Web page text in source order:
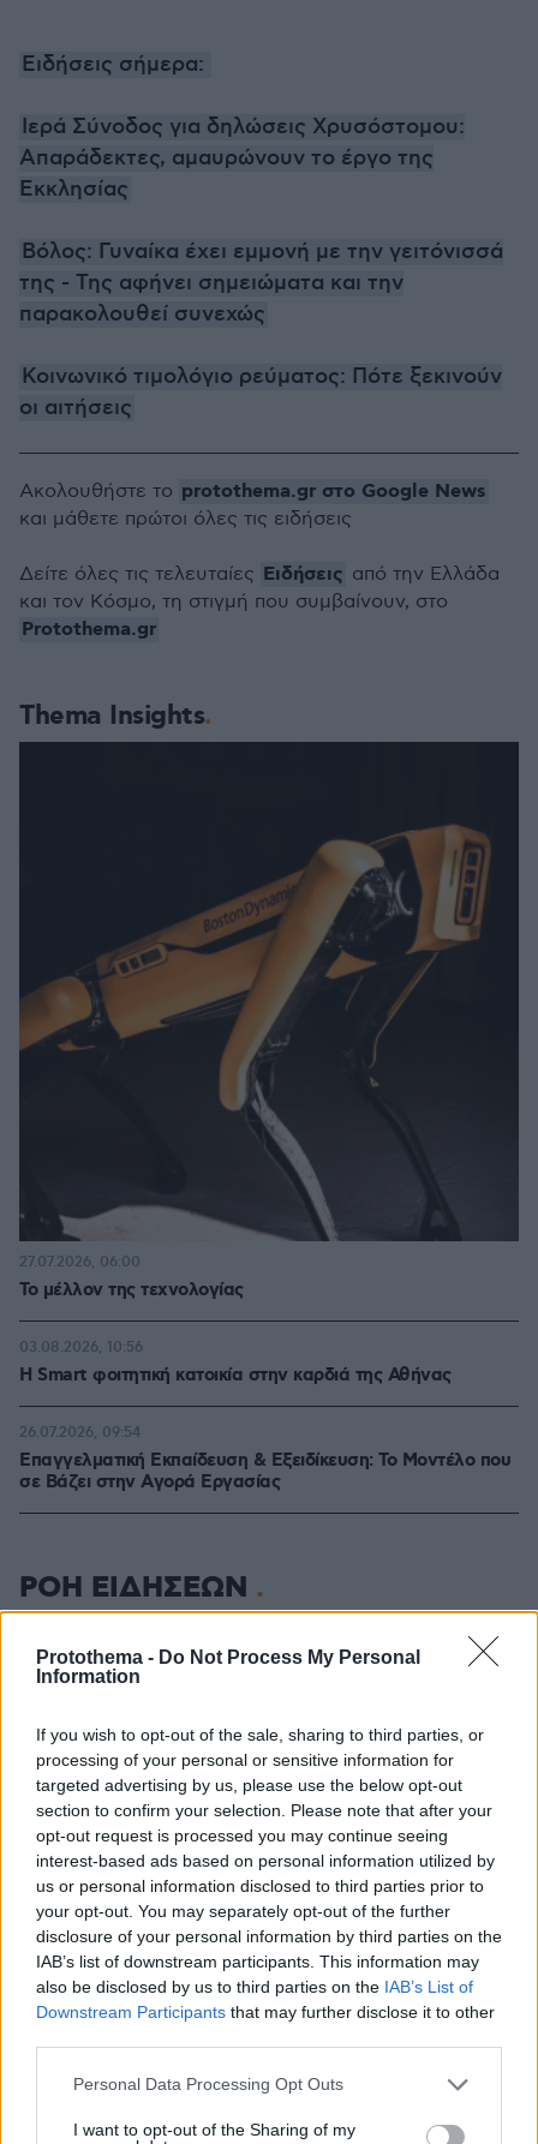
Protothema - Do Not Process My Personal
Information
If you wish to opt-out of the sale, sharing to third parties, or
processing of your personal or sensitive information for
targeted advertising by us, please use the below opt-out
section to confirm your selection. Please note that after your
opt-out request is processed you may continue seeing
interest-based ads based on personal information utilized by
us or personal information disclosed to third parties prior to
your opt-out. You may separately opt-out of the further
disclosure of your personal information by third parties on the
IAB’s list of downstream participants. This information may
also be disclosed by us to third parties on the IAB’s List of
Downstream Participants that may further disclose it to other
Please note that this website/app uses one or more Google
not limited to your visit or usage behaviour. You may click to
Personal Data Processing Opt Outs
I want to opt-out of the Sharing of my
Ειδήσεις σήμερα:
Ιερά Σύνοδος για δηλώσεις Χρυσόστομου:
Απαράδεκτες, αμαυρώνουν το έργο της
Εκκλησίας
Βόλος: Γυναίκα έχει εμμονή με την γειτόνισσά
της - Της αφήνει σημειώματα και την
παρακολουθεί συνεχώς
Κοινωνικό τιμολόγιο ρεύματος: Πότε ξεκινούν
οι αιτήσεις
Thema Insights
Το μέλλον της τεχνολογίας
27.07.2026, 06:00
Η Smart φοιτητική κατοικία στην καρδιά της Αθήνας
03.08.2026, 10:56
Επαγγελματική Εκπαίδευση & Εξειδίκευση: Το Mοντέλο που
σε Bάζει στην Aγορά Eργασίας
26.07.2026, 09:54
Ακολουθήστε το protothema.gr στο Google News
και μάθετε πρώτοι όλες τις ειδήσεις
Δείτε όλες τις τελευταίες Ειδήσεις από την Ελλάδα
και τον Κόσμο, τη στιγμή που συμβαίνουν, στο
Protothema.gr
ΡΟΗ ΕΙΔΗΣΕΩΝ
Σχολιασμένα
βορειοανατολική Ινδία
πριν 7 λεπτά
Η επιστήμη πίσω από το τέλειο χταπόδι ξιδάτο
πριν 7 λεπτά
Είδος υπό εξαφάνιση οι υπερπολύτεκνοι στην Ελλάδα
που γερνάει: Τα... δύο ταψιά μεσημεριανό, τα
επιδόματα, η καθημερινότητά τους
πριν 8 λεπτά
Εξαρθρώθηκε κύκλωμα διακινητών με... τζίρο 24 εκατ.
ευρώ στην Ισπανία: 78 συλλήψεις, μετέφεραν
ναρκωτικά προς την Αλγερία και 2.000 μετανάστες
στην Ευρώπη
πριν 9 λεπτά
γεννήθηκαν από εγκαταλελειμμένα μεταλλεία
πριν 9 λεπτά